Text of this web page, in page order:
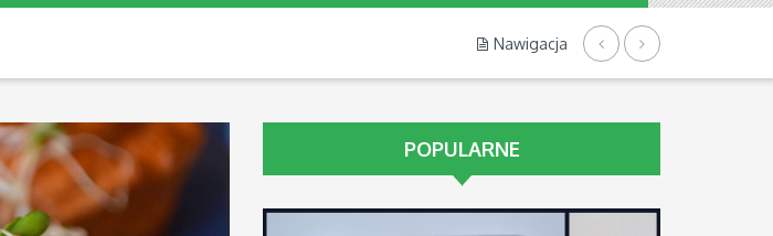
Nawigacja
POPULARNE